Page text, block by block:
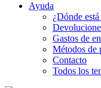
Ayuda
¿Dónde
Gastos de
Métodos de
Contacto
Todos los